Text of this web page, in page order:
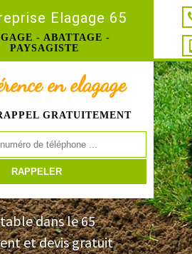
Elagage 65
- ABATTAGE -
PAYSAGISTE
en elagage
GRATUITEMENT
dans le 65
et devis gratuit